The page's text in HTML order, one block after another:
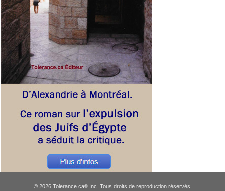
© 2026 Tolerance.ca®Inc. Tous droits de reproduction réservés.